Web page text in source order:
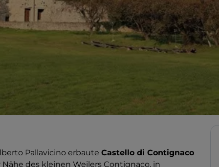
Pallavicino erbaute Castello di Contignaco
des kleinen Weilers Contignaco, in